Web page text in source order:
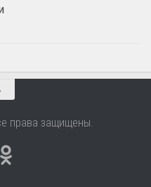
права защищены.